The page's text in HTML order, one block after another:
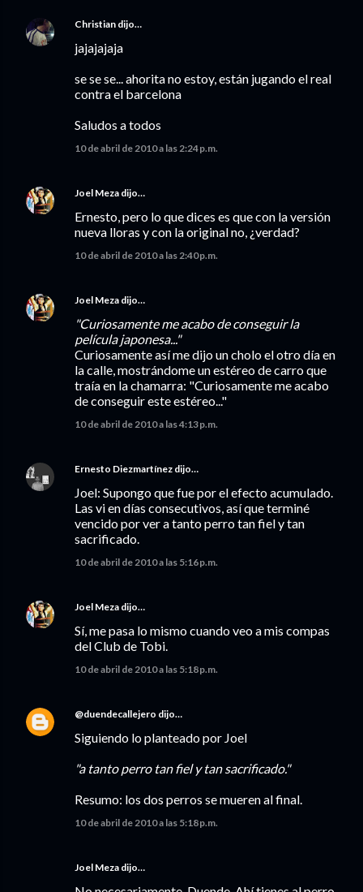
Christian dijo…
jajajajaja
se se se... ahorita no estoy, están jugando el real
contra el barcelona
Saludos a todos
10 de abril de 2010 a las 2:24 p.m.
Joel Meza dijo…
Ernesto, pero lo que dices es que con la versión
nueva lloras y con la original no, ¿verdad?
10 de abril de 2010 a las 2:40 p.m.
Joel Meza dijo…
"Curiosamente me acabo de conseguir la
película japonesa..."
Curiosamente así me dijo un cholo el otro día en
la calle, mostrándome un estéreo de carro que
traía en la chamarra: "Curiosamente me acabo
de conseguir este estéreo..."
10 de abril de 2010 a las 4:13 p.m.
Ernesto Diezmartínez dijo…
Joel: Supongo que fue por el efecto acumulado.
Las vi en días consecutivos, así que terminé
vencido por ver a tanto perro tan fiel y tan
sacrificado.
10 de abril de 2010 a las 5:16 p.m.
Joel Meza dijo…
Sí, me pasa lo mismo cuando veo a mis compas
del Club de Tobi.
10 de abril de 2010 a las 5:18 p.m.
@duendecallejero dijo…
Siguiendo lo planteado por Joel
"a tanto perro tan fiel y tan sacrificado."
Resumo: los dos perros se mueren al final.
10 de abril de 2010 a las 5:18 p.m.
Joel Meza dijo…